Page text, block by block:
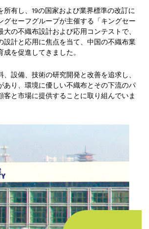
所有し、19の国家および業界標準の改訂に
グセーフグループが主催する「キングセー
の不織布設計および応用コンテストで、
設計と応用に焦点を当て、中国の不織布業
を促進してきました。
設備、技術の研究開発と改善を追求し、
あり、環境に優しい不織布とその下流のパ
客と市場に提供することに取り組んでいま